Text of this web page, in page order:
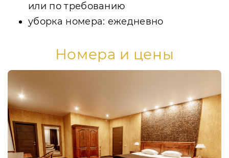
или по требованию
уборка номера: ежедневно
Номера и цены